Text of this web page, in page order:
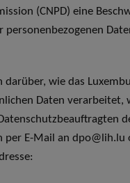
(CNPD) eine
personenbezogenen
darüber, wie das
Daten verarbeitet,
per E-Mail an dpo@lih.lu